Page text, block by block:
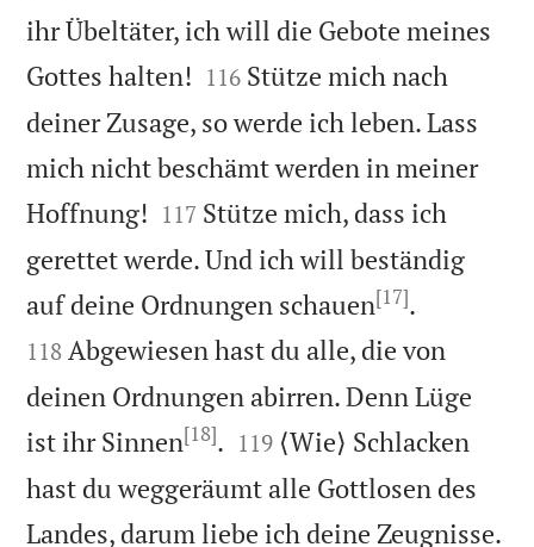
ihr Übeltäter, ich will die Gebote meines
Gottes halten! 

116 Stütze mich nach
deiner Zusage, so werde ich leben. Lass
mich nicht beschämt werden in meiner
Hoffnung! 

117 Stütze mich, dass ich
gerettet werde. Und ich will beständig
auf deine Ordnungen schauen[17].
118 Abgewiesen hast du alle, die von
deinen Ordnungen abirren. Denn Lüge
ist ihr Sinnen[18]. 

119 ⟨Wie⟩ Schlacken
hast du weggeräumt alle Gottlosen des
Landes, darum liebe ich deine Zeugnisse.